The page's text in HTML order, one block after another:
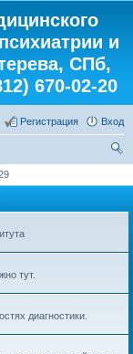
и
СПб,
670-02-20
Вход
Регистрация
тут.
диагностики.